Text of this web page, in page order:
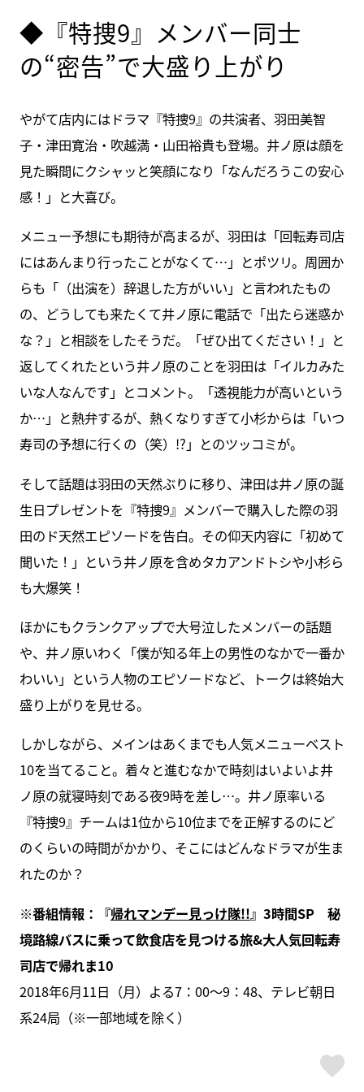
◆『特捜9』メンバー同士
の“密告”で大盛り上がり
やがて店内にはドラマ『特捜9』の共演者、羽田美智
子・津田寛治・吹越満・山田裕貴も登場。井ノ原は顔を
見た瞬間にクシャッと笑顔になり「なんだろうこの安心
感！」と大喜び。
メニュー予想にも期待が高まるが、羽田は「回転寿司店
にはあんまり行ったことがなくて…」とポツリ。周囲か
らも「（出演を）辞退した方がいい」と言われたもの
の、どうしても来たくて井ノ原に電話で「出たら迷惑か
な？」と相談をしたそうだ。「ぜひ出てください！」と
返してくれたという井ノ原のことを羽田は「イルカみた
いな人なんです」とコメント。「透視能力が高いという
か…」と熱弁するが、熱くなりすぎて小杉からは「いつ
寿司の予想に行くの（笑）!?」とのツッコミが。
そして話題は羽田の天然ぶりに移り、津田は井ノ原の誕
生日プレゼントを『特捜9』メンバーで購入した際の羽
田のド天然エピソードを告白。その仰天内容に「初めて
聞いた！」という井ノ原を含めタカアンドトシや小杉ら
も大爆笑！
ほかにもクランクアップで大号泣したメンバーの話題
や、井ノ原いわく「僕が知る年上の男性のなかで一番か
わいい」という人物のエピソードなど、トークは終始大
盛り上がりを見せる。
しかしながら、メインはあくまでも人気メニューベスト
10を当てること。着々と進むなかで時刻はいよいよ井
ノ原の就寝時刻である夜9時を差し…。井ノ原率いる
『特捜9』チームは1位から10位までを正解するのにど
のくらいの時間がかかり、そこにはどんなドラマが生ま
れたのか？
※番組情報：『帰れマンデー見っけ隊!!』3時間SP 秘
境路線バスに乗って飲食店を見つける旅&大人気回転寿
司店で帰れま10
2018年6月11日（月）よる7：00～9：48、テレビ朝日
系24局（※一部地域を除く）